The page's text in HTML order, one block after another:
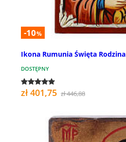
-10%
Ikona Rumunia Święta Rodzina
DOSTĘPNY
zł 401,75 zł 446,88